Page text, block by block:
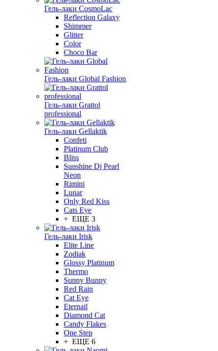
Гель-лаки CosmoLac
Reflection Galaxy
Shimmer
Glitter
Color
Choco Bar
Гель-лаки Global Fashion
Гель-лаки Grattol
professional
Гель-лаки Gellaktik
Confeti
Platinum Club
Bliss
Sunshine Dj Pearl
Neon
Rimini
Lunar
Only Red Kiss
Cats Eye
+ ЕЩЕ 3
Гель-лаки Irisk
Elite Line
Zodiak
Glossy Platinum
Thermo
Sunny Bunny
Red Rain
Cat Eye
Eternail
Diamond Cat
Candy Flakes
One Step
+ ЕЩЕ 6